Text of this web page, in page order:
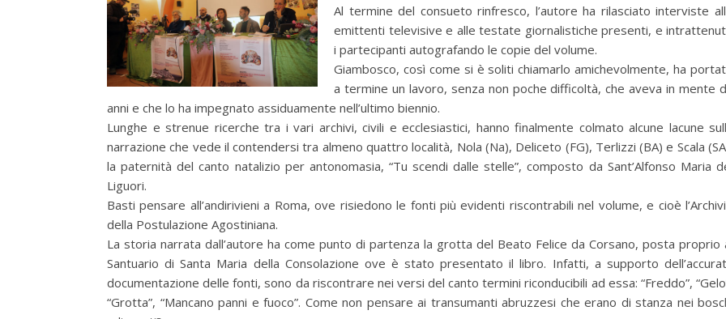
Al termine del consueto rinfresco, l’autore ha rilasciato interviste
emittenti televisive e alle testate giornalistiche presenti, e
i partecipanti autografando le copie del volume.
Giambosco, così come si è soliti chiamarlo amichevolmente, ha
a termine un lavoro, senza non poche difficoltà, che aveva in mente
anni e che lo ha impegnato assiduamente nell’ultimo biennio.
Lunghe e strenue ricerche tra i vari archivi, civili e ecclesiastici, hanno finalmente colmato alcune lacune
narrazione che vede il contendersi tra almeno quattro località, Nola (Na), Deliceto (FG), Terlizzi (BA) e Scala
la paternità del canto natalizio per antonomasia, “Tu scendi dalle stelle”, composto da Sant’Alfonso Maria
Liguori.
Basti pensare all’andirivieni a Roma, ove risiedono le fonti più evidenti riscontrabili nel volume, e cioè
della Postulazione Agostiniana.
La storia narrata dall’autore ha come punto di partenza la grotta del Beato Felice da Corsano, posta proprio
Santuario di Santa Maria della Consolazione ove è stato presentato il libro. Infatti, a supporto
documentazione delle fonti, sono da riscontrare nei versi del canto termini riconducibili ad essa: “Freddo”,
“Grotta”, “Mancano panni e fuoco”. Come non pensare ai transumanti abruzzesi che erano di stanza nei